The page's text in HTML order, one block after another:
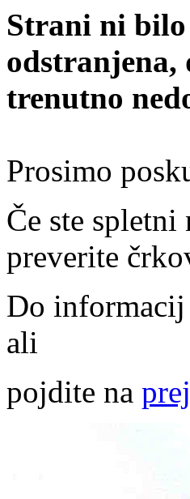
Strani ni
odstranjena,
trenutno
Prosimo
Če ste
preverite
Do
ali
pojdite na